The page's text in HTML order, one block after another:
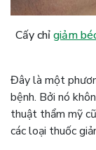
Cấy chỉgiảm
Đây là một
bệnh. Bởi nó
thuật thẩm mỹ
các loại thuốc